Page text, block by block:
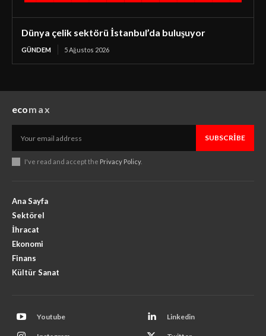
Dünya çelik sektörü İstanbul’da buluşuyor
GÜNDEM 5 Ağustos 2026
ecomax
SUBSCRIBE
I've read and accept the Privacy Policy.
Ana Sayfa
Sektörel
İhracat
Ekonomi
Finans
Kültür Sanat
Youtube Linkedin